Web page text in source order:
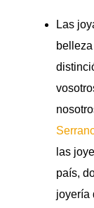
Las
las
país,
joyería